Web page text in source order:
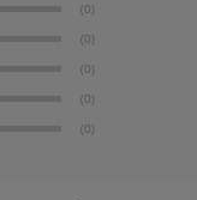
(0)
(0)
(0)
(0)
(0)